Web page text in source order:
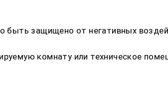
защищено от негативных
комнату или техническое